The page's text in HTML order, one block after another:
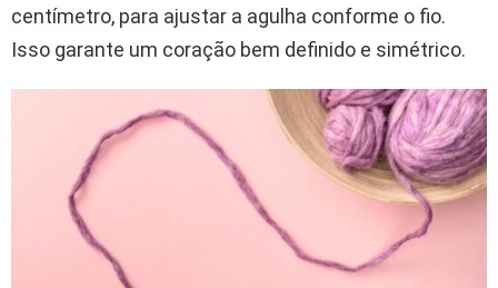
centímetro, para ajustar a agulha conforme o fio.
Isso garante um coração bem definido e simétrico.